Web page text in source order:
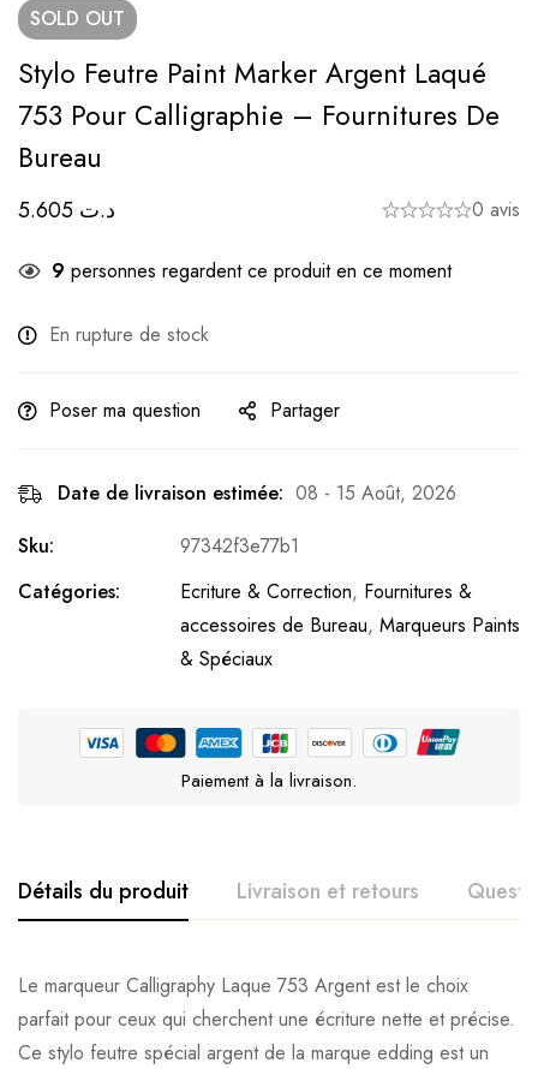
SOLD OUT
Stylo Feutre Paint Marker Argent Laqué
753 Pour Calligraphie – Fournitures De
Bureau
د.ت 0 avis
9 personnes regardent ce produit en ce moment
En rupture de stock
Poser ma question Partager
Date de livraison estimée: 08 - 15 Août, 2026
Sku:
97342f3e77b1
Catégories:
Ecriture & Correction, Fournitures &
accessoires de Bureau, Marqueurs Paints
& Spéciaux
Paiement à la livraison.
Détails du produit Livraison et retours
Le marqueur Calligraphy Laque 753 Argent est le choix
parfait pour ceux qui cherchent une écriture nette et précise.
Ce stylo feutre spécial argent de la marque edding est un